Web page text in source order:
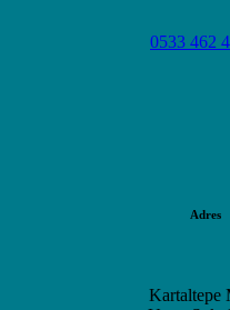
0533 462
Adres
Kartaltepe